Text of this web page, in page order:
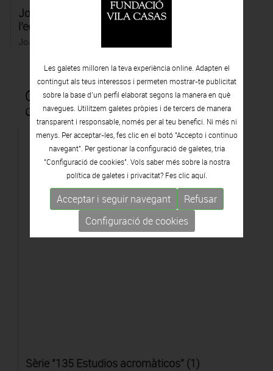
Joan Pla, El joc de
l’equívoc
Joan Pla
Obres que formen part de la
col·lecció Vila Casas
Sèrie "135 Estudios acromàticos" (1)
Les galetes milloren la teva experiència online. Adapten el
contingut als teus interessos i permeten mostrar-te publicitat
sobre la base d’un perfil elaborat segons la manera en què
navegues. Utilitzem galetes pròpies i de tercers de manera
transparent i responsable, només per al teu benefici. Ni més ni
menys. Per acceptar-les, fes clic en el botó "Accepto i continuo
navegant". Per gestionar la configuració de galetes, tria
"Configuració de cookies". Vols saber més sobre la nostra
política de galetes i privacitat? Fes clicaquí.
Acceptar i seguir navegant
Refusar
Configuració de cookies